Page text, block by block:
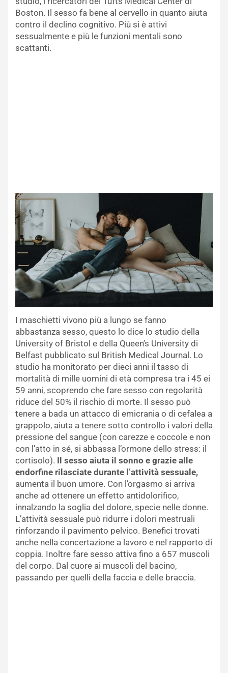
Boston. Il sesso fa bene al cervello in quanto aiuta
contro il declino cognitivo. Più si è attivi
sessualmente e più le funzioni mentali sono
scattanti.
I maschietti vivono più a lungo se fanno
abbastanza sesso, questo lo dice lo studio della
University of Bristol e della Queen’s University di
Belfast pubblicato sul British Medical Journal. Lo
studio ha monitorato per dieci anni il tasso di
mortalità di mille uomini di età compresa tra i 45 ei
59 anni, scoprendo che fare sesso con regolarità
riduce del 50% il rischio di morte. Il sesso può
tenere a bada un attacco di emicrania o di cefalea a
grappolo, aiuta a tenere sotto controllo i valori della
pressione del sangue (con carezze e coccole e non
con l’atto in sé, si abbassa l’ormone dello stress: il
cortisolo). Il sesso aiuta il sonno e grazie alle
endorfine rilasciate durante l’attività sessuale,
aumenta il buon umore. Con l’orgasmo si arriva
anche ad ottenere un effetto antidolorifico,
innalzando la soglia del dolore, specie nelle donne.
L’attività sessuale può ridurre i dolori mestruali
rinforzando il pavimento pelvico. Benefici trovati
anche nella concertazione a lavoro e nel rapporto di
coppia. Inoltre fare sesso attiva fino a 657 muscoli
del corpo. Dal cuore ai muscoli del bacino,
passando per quelli della faccia e delle braccia.